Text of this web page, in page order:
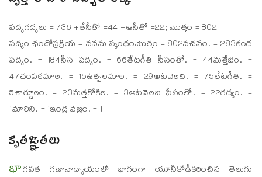
పద్యగద్యలు = 736 +తేసీతో =44 +ఆసీతో =22; మొత్తం = 802
పద్యం ఛందోప్రక్రియ = నవమ స్కంధంమొత్తం = 802వచనం. = 283కంద
పద్యం. = 184సీస పద్యం. = 66తేటగీతి సీసంతో. = 44మత్తేభం. =
47చంపకమాల. = 15ఉత్పలమాల. = 29ఆటవెలది. = 75తేటగీతి. =
5శార్దూలం. = 23మత్తకోకిల. = 3ఆటవెలది సీసంతో. = 22గద్యం. =
1మాలిని. = 1ఇంద్ర వజ్రం. = 1
కృతఙ్ఞతలు
భాగవత గణానాధ్యాయంలో భాగంగా యూనీకోడీకరించిన తెలుగు